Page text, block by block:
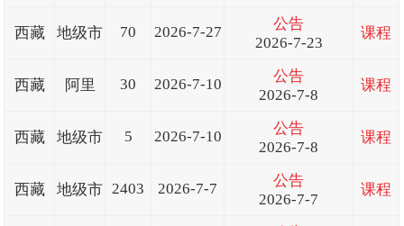
西藏 地级市 70 2026-7-27
公告
2026-7-23
课程
西藏 阿里 30 2026-7-10
公告
2026-7-8
课程
西藏 地级市 5 2026-7-10
公告
2026-7-8
课程
西藏 地级市 2403 2026-7-7
公告
2026-7-7
课程